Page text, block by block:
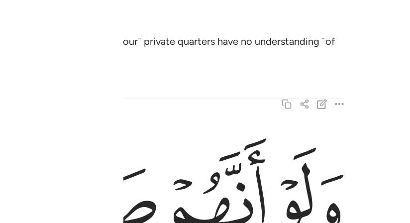
Prophet˺ from outside ˹your˺ private quarters have no understanding ˹of
ولو انهم صبروا حتى تخرج اليهم لكان خيرا لهم والله غفور رحيم ٥
وَلَوْ أَنَّهُمْ صَبَرُوا۟ حَتَّىٰ تَخْرُجَ إِلَيْهِمْ لَكَانَ خَيْرًۭا لَّهُمْ ۚ وَٱللَّهُ غَفُورٌۭ رَّحِيمٌۭ ٥